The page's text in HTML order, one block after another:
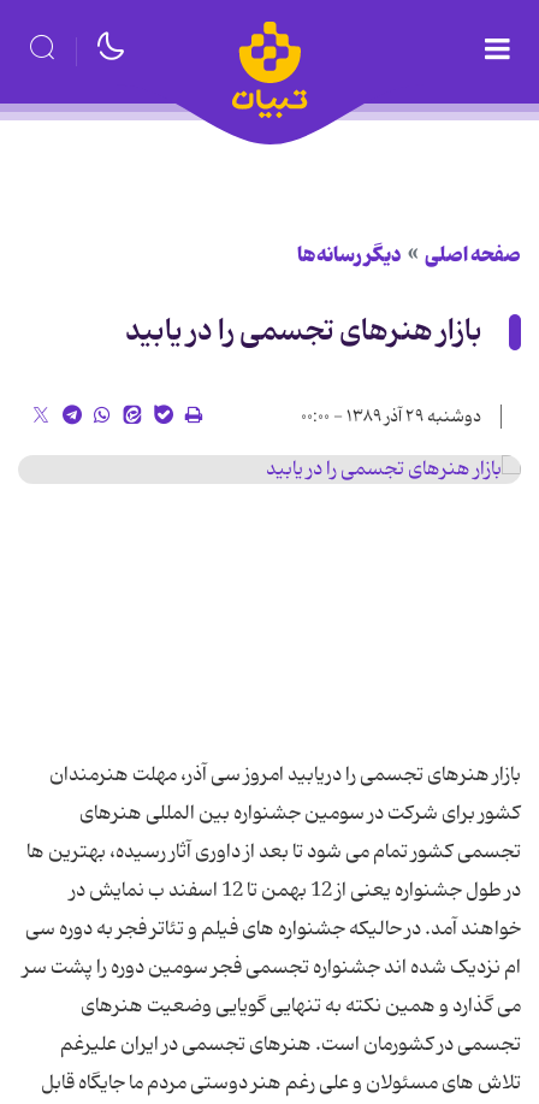
صفحه اصلی دیگر رسانه‌ها
بازار هنرهای تجسمی را در یابید
دوشنبه ۲۹ آذر ۱۳۸۹ - ۰۰:۰۰
بازار هنرهای تجسمی را دریابید امروز سی آذر، مهلت هنرمندان
کشور برای شرکت در سومین جشنواره بین المللی هنرهای
تجسمی کشور تمام می شود تا بعد از داوری آثار رسیده، بهترین ها
در طول جشنواره یعنی از 12 بهمن تا 12 اسفند ب نمایش در
خواهند آمد. در حالیکه جشنواره های فیلم و تئاتر فجر به دوره سی
ام نزدیک شده اند جشنواره تجسمی فجر سومین دوره را پشت سر
می گذارد و همین نکته به تنهایی گویایی وضعیت هنرهای
تجسمی در کشورمان است. هنرهای تجسمی در ایران علیرغم
تلاش های مسئولان و علی رغم هنر دوستی مردم ما جایگاه قابل